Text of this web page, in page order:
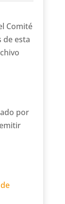
Comité
de esta
por